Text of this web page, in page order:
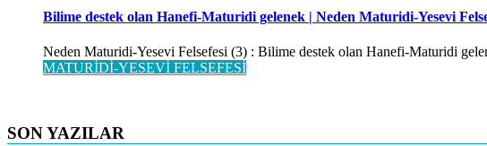
Bilime destek olan Hanefi-Maturidi gelenek | Neden Maturidi-Yesevi
Neden Maturidi-Yesevi Felsefesi (3) : Bilime destek olan Hanefi-Maturidi
MATURİDİ-YESEVİ FELSEFESİ
SON YAZILAR